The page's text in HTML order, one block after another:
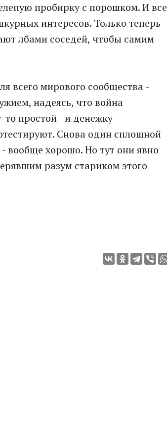
пробирку с порошком. И все
интересов. Только теперь
лбами соседей, чтобы самим
всего мирового сообщества -
надеясь, что война
то простой - и денежку
Снова один сплошной
вообще хорошо. Но тут они явно
разум стариком этого